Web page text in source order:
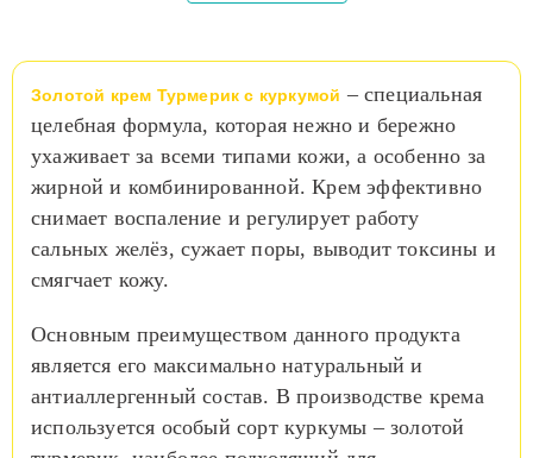
Золотой крем Турмерик с куркумой – специальная
целебная формула, которая нежно и бережно
ухаживает за всеми типами кожи, а особенно за
жирной и комбинированной. Крем эффективно
снимает воспаление и регулирует работу
сальных желёз, сужает поры, выводит токсины и
смягчает кожу.
Основным преимуществом данного продукта
является его максимально натуральный и
антиаллергенный состав. В производстве крема
используется особый сорт куркумы – золотой